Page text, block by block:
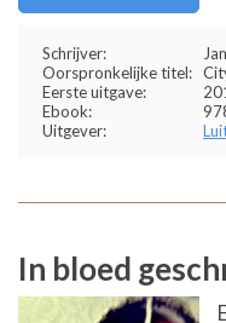
Schrijver:
Oorspronkelijke titel:
Eerste uitgave:
Ebook:
Uitgever:
In bloed